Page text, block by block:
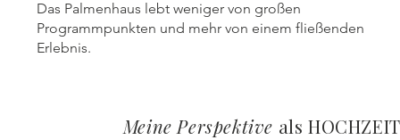
Das Palmenhaus lebt weniger von großen
Programmpunkten und mehr von einem fließenden
Erlebnis.
Meine Perspektive als